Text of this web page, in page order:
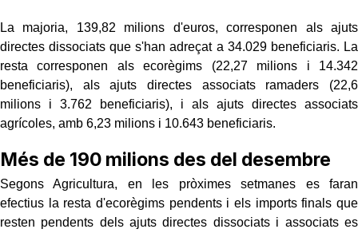
La majoria, 139,82 milions d'euros, corresponen als ajuts
directes dissociats que s'han adreçat a 34.029 beneficiaris. La
resta corresponen als ecorègims (22,27 milions i 14.342
beneficiaris), als ajuts directes associats ramaders (22,6
milions i 3.762 beneficiaris), i als ajuts directes associats
agrícoles, amb 6,23 milions i 10.643 beneficiaris.
Més de 190 milions des del desembre
Segons Agricultura, en les pròximes setmanes es faran
efectius la resta d'ecorègims pendents i els imports finals que
resten pendents dels ajuts directes dissociats i associats es